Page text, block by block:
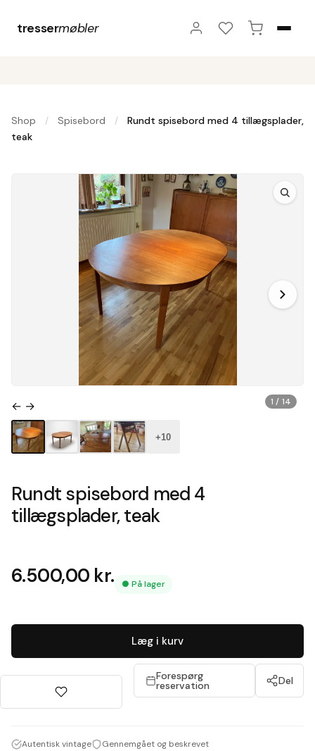
tressermøbler
Shop / Spisebord /
Rundt spisebord med 4 tillægsplader,
teak
1 / 14
← →
+10
Rundt spisebord med 4
tillægsplader, teak
6.500,00 kr. ● På lager
Læg i kurv
Forespørg
reservation Del
Autentisk vintage
Gennemgået og beskrevet